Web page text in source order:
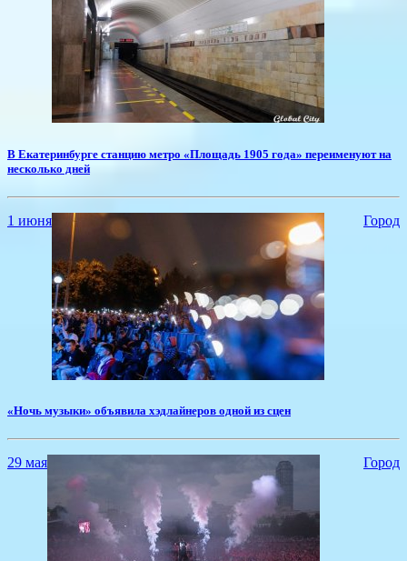
​В Екатеринбурге станцию метро «Площадь 1905 года» переименуют на
несколько дней
1 июня Город
«Ночь музыки» объявила хэдлайнеров одной из сцен
29 мая Город